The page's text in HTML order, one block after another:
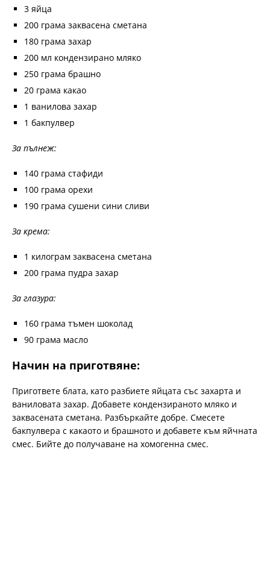
3 яйца
200 грама заквасена сметана
180 грама захар
200 мл кондензирано мляко
250 грама брашно
20 грама какао
1 ванилова захар
1 бакпулвер
За пълнеж:
140 грама стафиди
100 грама орехи
190 грама сушени сини сливи
За крема:
1 килограм заквасена сметана
200 грама пудра захар
За глазура:
160 грама тъмен шоколад
90 грама масло
Начин на приготвяне:
Пригответе блата, като разбиете яйцата със захарта и
ваниловата захар. Добавете кондензираното мляко и
заквасената сметана. Разбъркайте добре. Смесете
бакпулвера с какаото и брашното и добавете към яйчната
смес. Бийте до получаване на хомогенна смес.